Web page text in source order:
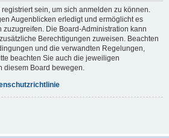
sein, um sich anmelden zu können.
Augenblicken erledigt und ermöglicht es
zuzugreifen. Die Board-Administration kann
Berechtigungen zuweisen. Beachten
und die verwandten Regelungen,
beachten Sie auch die jeweiligen
diesem Board bewegen.